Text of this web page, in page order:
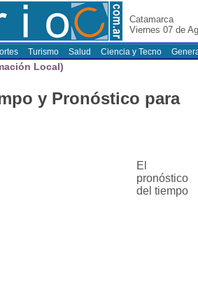
Catamarca
Viernes 07 de
Turismo Salud Ciencia y Tecno
Local)
y Pronóstico para
El
pronóstico
del tiempo